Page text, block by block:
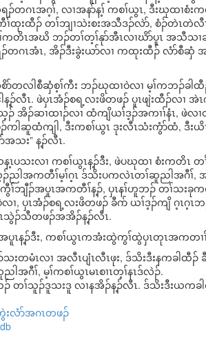
ၣ်တဂၤအဂ့ၢ်, လၢအနာ်န့ၢ် ကစၢ်ယွၤ, ဒီးဃုထၢ
းထီၣ် တၢ်ဘျၢသဲးစးအသီဒၣ်လဲာ်, စံၣ်တဲၤတဲလီၤ
တိၤအဃိ ဘၣ်တၢ်တ့ၢ်နုာ်အီၤလၢဃိာ်ပူၤ အသီသၢ
ၣ်တဂၤအံၤ, အိၣ်ဒီးခွဲးယာ်လၢ ကထုးထီၣ် လံာ်စီဆှံ
ာ်တလါစီဆှံစ့ၢ်ကီး ဘၣ်ဃုထၢဝဲလၢ မ့ၢ်ကဘၣ်ခါ
ၣ်လီၤ. ဖဲပှၤအံၣ်စရ့လးဖိတဖၣ် ပူၤဖျဲးထီၣ်လၢ အဲၤ
အိၣ်ဆၢထၢၣ်လၢ ထံကျိယၢ်ဒ့ၣ်အကၢၢ်နံၤ, ဖဲလၢ
ါဆူထံကျါ, ဒီးကစၢ်ယွၤ ဒုးလီၤသံးကွံာ်ထံ, ဒီးယိ
အသး” န့ၣ်လီၤ.
န့ၤပသးလၢ ကစၢ်ယွၤန့ၣ်ဒီး, ဖဲပဃုထၢ စံးကတိၤ
ညါအကတီၢ်မ့ၢ်ဂ့ၤ ဒ်သိးပကလဲၤတၢ်ဆူညါအဂီၢ်,
ၢ်ဘျီၣ်အပူၤအကတီၢ်န့ၣ်, ပှၤနၢ်ဟူဘၣ် တၢ်သးခု
ဝဲလၢ, ပှၤအံၣ်စရ့လးဖိတဖၣ် ခီဂာ် ယၢ်ဒ့ၣ်ကျိ ဂ့ၤ
ၤသွဲၣ်သီတဖၣ်အအိၣ်န့ၣ်လီၤ.
အပူၤန့ၣ်ဒီး, ကစၢ်ယွၤကအံးထွဲကွၢ်ထွဲပှၤတုၤအကတၢ
းတမံၤလၢ အလီၤပျံၤလီၤဖုး, ဒ်သိးဒီးနကခါထီ
ဂီၢ်, မ့ၢ်ကစၢ်ယွၤမၤစၢၤတ့ၢ်နၤဒ်လဲၣ်.
ၢ်သူၣ်ဒူသးဒူ လၢနအိၣ်န့ၣ်လီၤ. ဒ်သိးဒီးယကခါထီ
းလံာ်အဂၤတဖၣ်